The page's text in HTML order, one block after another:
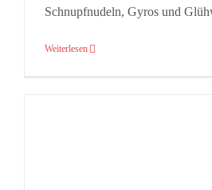
Schnupfnudeln, Gyros und
Weiterlesen